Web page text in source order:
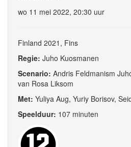
wo 11 mei 2022, 20:30 uur
Finland 2021, Fins
Regie: Juho Kuosmanen
Scenario: Andris Feldmanism
van Rosa Liksom
Met: Yuliya Aug, Yuriy Borisov,
Speelduur: 107 minuten